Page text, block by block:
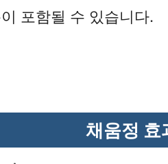
포함될 수 있습니다.
채움정 효